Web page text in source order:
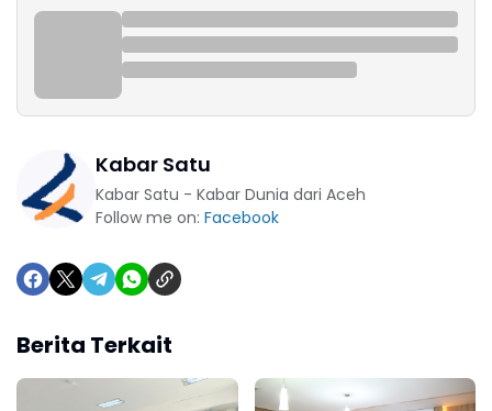
Kabar Satu
Kabar Satu - Kabar Dunia dari Aceh
Follow me on: Facebook
Berita Terkait